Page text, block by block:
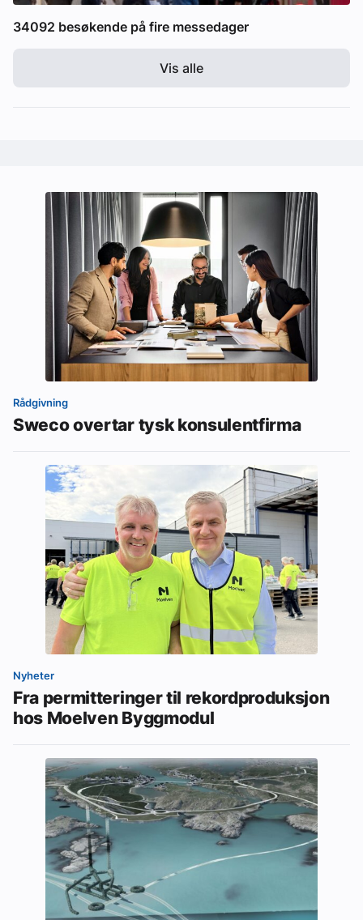
34092 besøkende på fire messedager
Vis alle
Rådgivning
Sweco overtar tysk konsulentfirma
Nyheter
Fra permitteringer til rekordproduksjon
hos Moelven Byggmodul